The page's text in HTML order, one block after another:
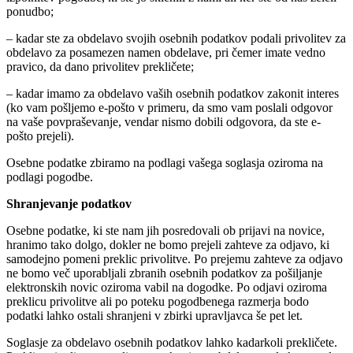
ponudbo;
– kadar ste za obdelavo svojih osebnih podatkov podali privolitev za
obdelavo za posamezen namen obdelave, pri čemer imate vedno
pravico, da dano privolitev prekličete;
– kadar imamo za obdelavo vaših osebnih podatkov zakonit interes
(ko vam pošljemo e-pošto v primeru, da smo vam poslali odgovor
na vaše povpraševanje, vendar nismo dobili odgovora, da ste e-
pošto prejeli).
Osebne podatke zbiramo na podlagi vašega soglasja oziroma na
podlagi pogodbe.
Shranjevanje podatkov
Osebne podatke, ki ste nam jih posredovali ob prijavi na novice,
hranimo tako dolgo, dokler ne bomo prejeli zahteve za odjavo, ki
samodejno pomeni preklic privolitve. Po prejemu zahteve za odjavo
ne bomo več uporabljali zbranih osebnih podatkov za pošiljanje
elektronskih novic oziroma vabil na dogodke. Po odjavi oziroma
preklicu privolitve ali po poteku pogodbenega razmerja bodo
podatki lahko ostali shranjeni v zbirki upravljavca še pet let.
Soglasje za obdelavo osebnih podatkov lahko kadarkoli prekličete.